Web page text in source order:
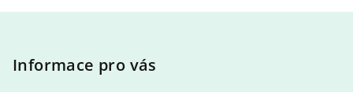
Informace pro vás